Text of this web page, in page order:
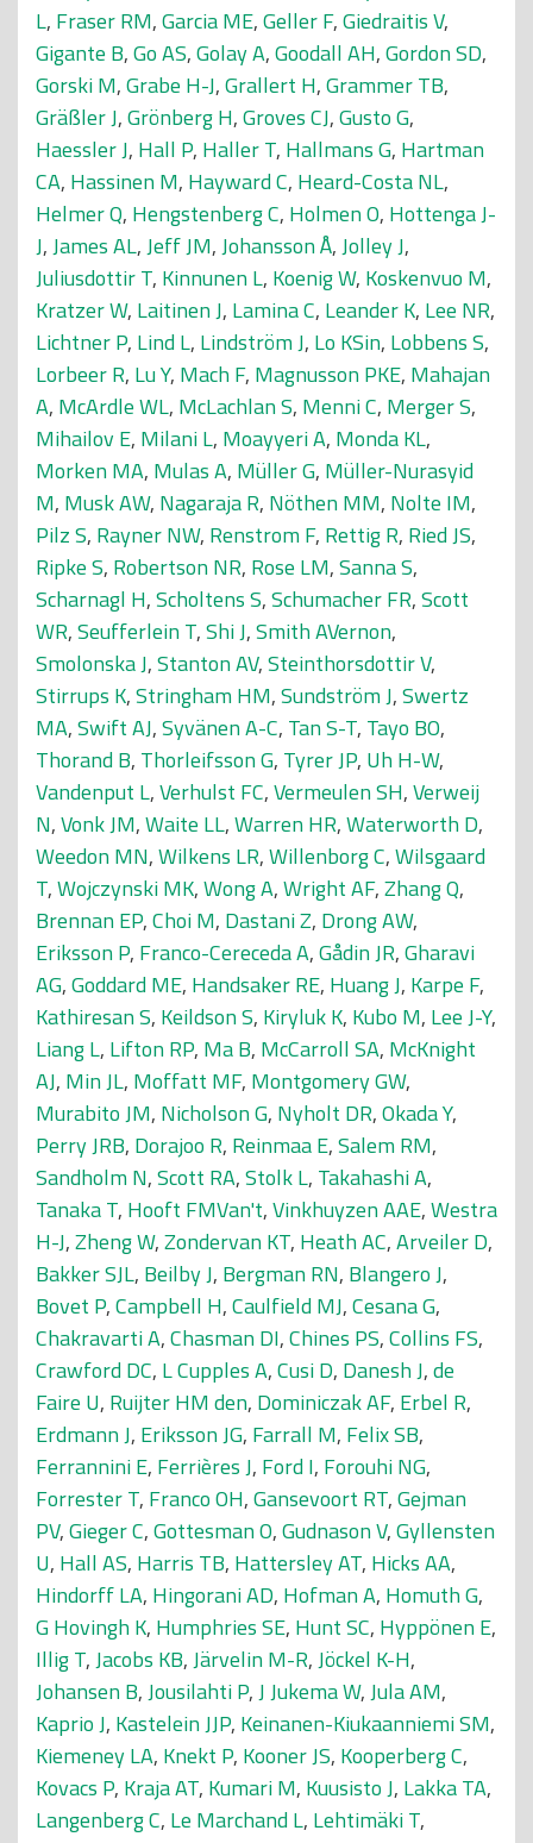
L, Fraser RM,Garcia ME,Geller F,Giedraitis V,
Gigante B,Go AS,Golay A,Goodall AH,Gordon SD,
Gorski M,Grabe H-J,Grallert H,Grammer TB,
Gräßler J,Grönberg H,Groves CJ,Gusto G,
Haessler J, Hall P, Haller T, Hallmans G, Hartman
CA, Hassinen M, Hayward C, Heard-Costa NL,
Helmer Q, Hengstenberg C, Holmen O, Hottenga J-
J,James AL,Jeff JM,Johansson Å,Jolley J,
Juliusdottir T, Kinnunen L, Koenig W, Koskenvuo M,
Kratzer W, Laitinen J, Lamina C, Leander K, Lee NR,
Lichtner P, Lind L, Lindström J, Lo KSin, Lobbens S,
Lorbeer R, Lu Y, Mach F, Magnusson PKE, Mahajan
A, McArdle WL, McLachlan S, Menni C, Merger S,
Mihailov E, Milani L, Moayyeri A, Monda KL,
Morken MA, Mulas A, Müller G, Müller-Nurasyid
M, Musk AW, Nagaraja R, Nöthen MM, Nolte IM,
Pilz S, Rayner NW, Renstrom F, Rettig R, Ried JS,
Ripke S, Robertson NR, Rose LM,Sanna S,
Scharnagl H,Scholtens S,Schumacher FR,Scott
WR,Seufferlein T,Shi J,Smith AVernon,
Smolonska J,Stanton AV,Steinthorsdottir V,
Stirrups K,Stringham HM,Sundström J,Swertz
MA,Swift AJ,Syvänen A-C, Tan S-T, Tayo BO,
Thorand B, Thorleifsson G, Tyrer JP, Uh H-W,
Vandenput L,Verhulst FC,Vermeulen SH,Verweij
N,Vonk JM,Waite LL,Warren HR,Waterworth D,
Weedon MN,Wilkens LR,Willenborg C,Wilsgaard
T,Wojczynski MK,Wong A,Wright AF,Zhang Q,
Brennan EP,Choi M, Dastani Z, Drong AW,
Eriksson P, Franco-Cereceda A,Gådin JR,Gharavi
AG,Goddard ME, Handsaker RE, Huang J, Karpe F,
Kathiresan S, Keildson S, Kiryluk K, Kubo M, Lee J-Y,
Liang L, Lifton RP, Ma B, McCarroll SA, McKnight
AJ, Min JL, Moffatt MF, Montgomery GW,
Murabito JM, Nicholson G, Nyholt DR,Okada Y,
Perry JRB, Dorajoo R, Reinmaa E,Salem RM,
Sandholm N,Scott RA,Stolk L, Takahashi A,
Tanaka T, Hooft FMVan't,Vinkhuyzen AAE,Westra
H-J,Zheng W,Zondervan KT, Heath AC,Arveiler D,
Bakker SJL, Beilby J, Bergman RN, Blangero J,
Bovet P,Campbell H,Caulfield MJ,Cesana G,
Chakravarti A,Chasman DI,Chines PS,Collins FS,
Crawford DC, L Cupples A,Cusi D, Danesh J,de
Faire U, Ruijter HM den, Dominiczak AF, Erbel R,
Erdmann J, Eriksson JG, Farrall M, Felix SB,
Ferrannini E, Ferrières J, Ford I, Forouhi NG,
Forrester T, Franco OH,Gansevoort RT,Gejman
PV,Gieger C,Gottesman O,Gudnason V,Gyllensten
U, Hall AS, Harris TB, Hattersley AT, Hicks AA,
Hindorff LA, Hingorani AD, Hofman A, Homuth G,
G Hovingh K, Humphries SE, Hunt SC, Hyppönen E,
Illig T,Jacobs KB,Järvelin M-R,Jöckel K-H,
Johansen B,Jousilahti P,J Jukema W,Jula AM,
Kaprio J, Kastelein JJP, Keinanen-Kiukaanniemi SM,
Kiemeney LA, Knekt P, Kooner JS, Kooperberg C,
Kovacs P, Kraja AT, Kumari M, Kuusisto J, Lakka TA,
Langenberg C, Le Marchand L, Lehtimäki T,